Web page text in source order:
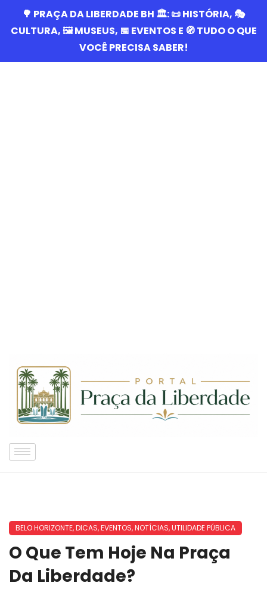
🌳 PRAÇA DA LIBERDADE BH 🏛️: 📜 HISTÓRIA, 🎭
CULTURA, 🖼️ MUSEUS, 📅 EVENTOS E 🧭 TUDO O QUE
VOCÊ PRECISA SABER!
BELO HORIZONTE,DICAS,EVENTOS,NOTÍCIAS,UTILIDADE PÚBLICA
O Que Tem Hoje Na Praça
Da Liberdade?